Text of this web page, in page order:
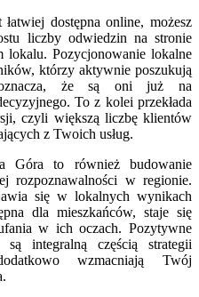
dostępna online, możesz
liczby odwiedzin na stronie
Pozycjonowanie lokalne
którzy aktywnie poszukują
że są oni już na
To z kolei przekłada
czyli większą liczbę klientów
z Twoich usług.
Góra to również budowanie
rozpoznawalności w regionie.
się w lokalnych wynikach
dla mieszkańców, staje się
w ich oczach. Pozytywne
integralną częścią strategii
wzmacniają Twój